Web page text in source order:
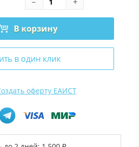
В корзину
в один клик
оферту ЕАИСТ